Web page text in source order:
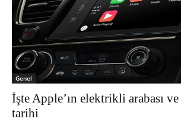
Genel
İşte Apple’ın elektrikli arabası ve
tarihi